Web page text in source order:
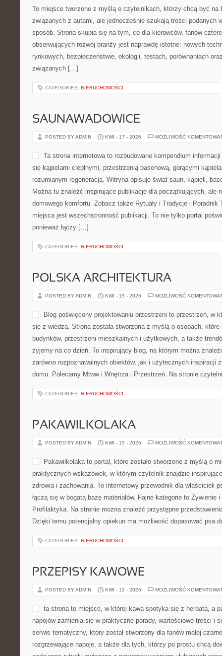
sposób praktyczny. To
jak odchudzanie,
fizyczna, a także dobre
szuka motywacji, aby jeść lepiej, żyć lżej i czuć się pewniej,
Polecam Superfoods i Składniki Odżywcze i Dieta,
stronie […]
CATEGORIES:NIERUCHOMOŚCI
HISTORIA MAREK
MOŻLIWOŚĆ
Auto Jarmark to
interesują się światem
myślą o czytelnikach,
tematach związanych z
szukają treści podanych w
sposób. Strona skupia się
fanów czterech kółek oraz osób obserwujących rozwój branży
codziennych zagadnieniach związanych […]
SAUNAWADOWICE
POSTED BY ADMIN KWI - 17 - 2026 MOŻLIWOŚĆ
Ta strona internetowa to
informacji dla osób, które
cieplnymi, przestrzenią
bąbelkami oraz szeroko
publikacji. To nie tylko portal poświęcony samym saunom,
POLSKA ARCHITEKTURA
POSTED BY ADMIN KWI - 15 - 2026 MOŻLIWOŚĆ
Blog poświęcony
wpływających na to, jak
inspirujący blog, na którym można znaleźć opracowania
Wnętrza i Przestrzeń. Na stronie czytelnik trafia […]
CATEGORIES:NIERUCHOMOŚCI